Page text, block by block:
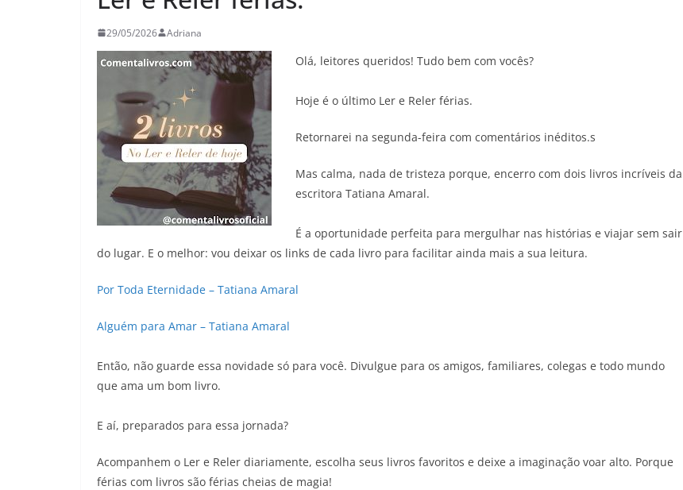
29/05/2026 Adriana
Olá, leitores queridos! Tudo bem com vocês?
Hoje é o último Ler e Reler férias.
Retornarei na segunda-feira com comentários inéditos.s
Mas calma, nada de tristeza porque, encerro com dois livros incríveis da
escritora Tatiana Amaral.
É a oportunidade perfeita para mergulhar nas histórias e viajar sem sair
do lugar. E o melhor: vou deixar os links de cada livro para facilitar ainda mais a sua leitura.
Por Toda Eternidade – Tatiana Amaral
Alguém para Amar – Tatiana Amaral
Então, não guarde essa novidade só para você. Divulgue para os amigos, familiares, colegas e todo mundo
que ama um bom livro.
E aí, preparados para essa jornada?
Acompanhem o Ler e Reler diariamente, escolha seus livros favoritos e deixe a imaginação voar alto. Porque
férias com livros são férias cheias de magia!